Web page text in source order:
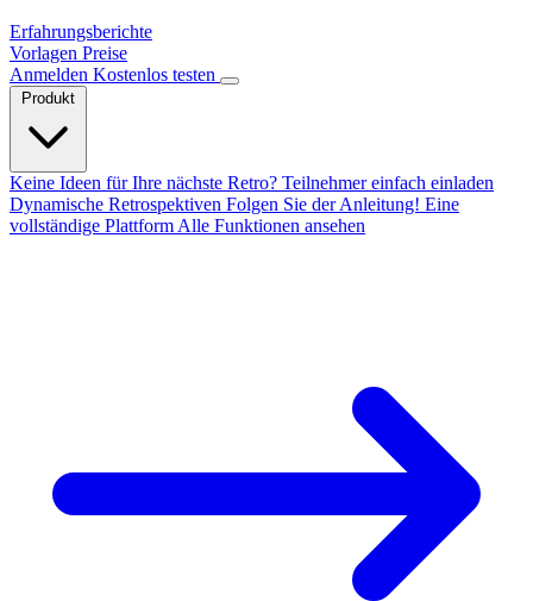
Erfahrungsberichte
Vorlagen Preise
Anmelden Kostenlos testen
Keine Ideen für Ihre nächste Retro? Teilnehmer einfach einladen
Dynamische Retrospektiven Folgen Sie der Anleitung! Eine
vollständige Plattform Alle Funktionen ansehen